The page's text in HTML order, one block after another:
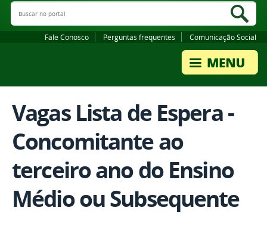
Buscar no portal
Fale Conosco Perguntas frequentes Comunicação Social
Vagas Lista de Espera -
Concomitante ao
terceiro ano do Ensino
Médio ou Subsequente